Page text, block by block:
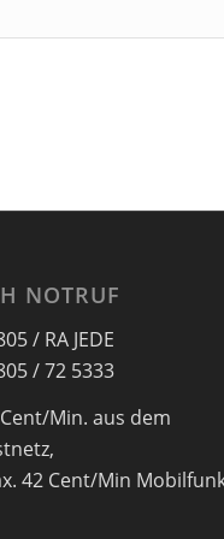
NOTRUF
/ RA JEDE
/ 72 5333
Min. aus dem
42 Cent/Min